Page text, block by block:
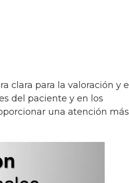
del paciente y en los
una atención más